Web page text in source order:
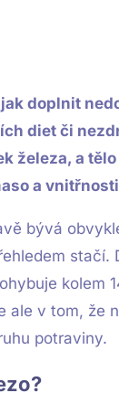
doplnit
diet či
železa, a
a
bývá
stačí.
kolem
ale v tom, že
potraviny.